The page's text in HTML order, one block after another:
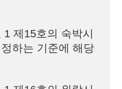
제15호의 숙박시
하는 기준에 해당